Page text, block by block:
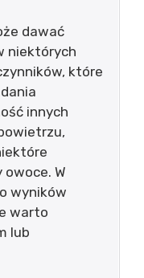
dawać
niektórych
które
innych
W
wyników
warto
lub